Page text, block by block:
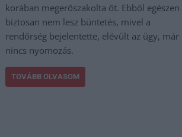
korában megerőszakolta őt. Ebből egészen
biztosan nem lesz büntetés, mivel a
rendőrség bejelentette, elévült az ügy, már
nincs nyomozás.
TOVÁBB OLVASOM